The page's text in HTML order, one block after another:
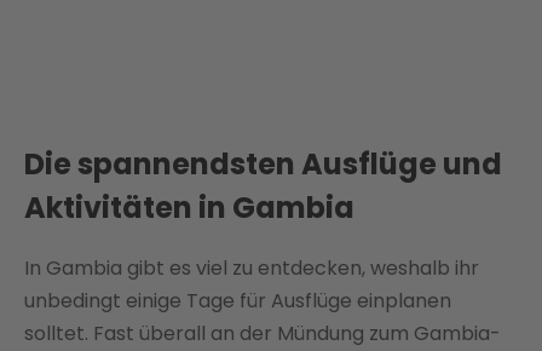
Die spannendsten Ausflüge und
Aktivitäten in Gambia
In Gambia gibt es viel zu entdecken, weshalb ihr
unbedingt einige Tage für Ausflüge einplanen
solltet. Fast überall an der Mündung zum Gambia-